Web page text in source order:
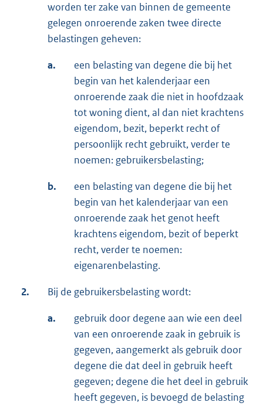
worden ter zake van binnen de gemeente
gelegen onroerende zaken twee directe
belastingen geheven:
a.
een belasting van degene die bij het
begin van het kalenderjaar een
onroerende zaak die niet in hoofdzaak
tot woning dient, al dan niet krachtens
eigendom, bezit, beperkt recht of
persoonlijk recht gebruikt, verder te
noemen: gebruikersbelasting;
b.
een belasting van degene die bij het
begin van het kalenderjaar van een
onroerende zaak het genot heeft
krachtens eigendom, bezit of beperkt
recht, verder te noemen:
eigenarenbelasting.
2. Bij de gebruikersbelasting wordt:
a.
gebruik door degene aan wie een deel
van een onroerende zaak in gebruik is
gegeven, aangemerkt als gebruik door
degene die dat deel in gebruik heeft
gegeven; degene die het deel in gebruik
heeft gegeven, is bevoegd de belasting